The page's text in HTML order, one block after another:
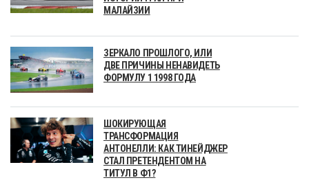
МАЛАЙЗИИ
ЗЕРКАЛО ПРОШЛОГО, ИЛИ
ДВЕ ПРИЧИНЫ НЕНАВИДЕТЬ
ФОРМУЛУ 1 1998 ГОДА
ШОКИРУЮЩАЯ
ТРАНСФОРМАЦИЯ
АНТОНЕЛЛИ: КАК ТИНЕЙДЖЕР
СТАЛ ПРЕТЕНДЕНТОМ НА
ТИТУЛ В Ф1?